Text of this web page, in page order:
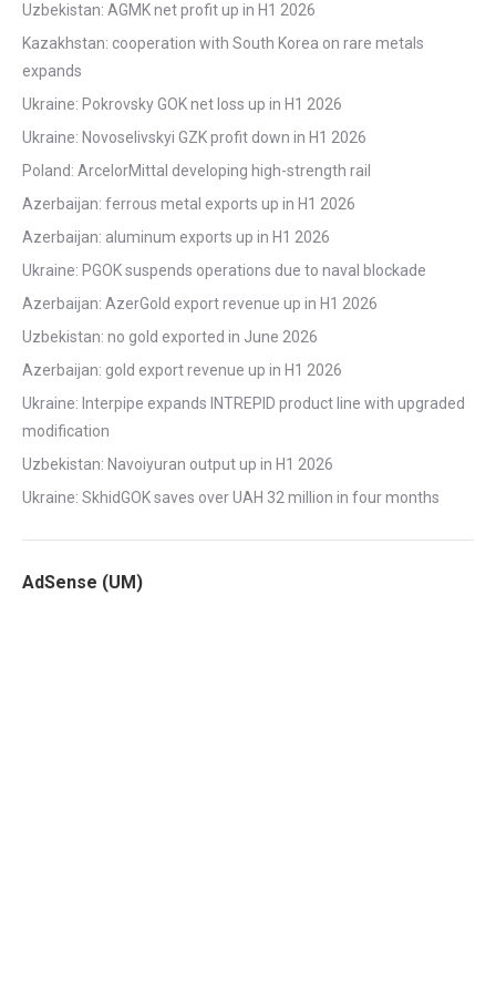
Uzbekistan: AGMK net profit up in H1 2026
Kazakhstan: cooperation with South Korea on rare metals
expands
Ukraine: Pokrovsky GOK net loss up in H1 2026
Ukraine: Novoselivskyi GZK profit down in H1 2026
Poland: ArcelorMittal developing high-strength rail
Azerbaijan: ferrous metal exports up in H1 2026
Azerbaijan: aluminum exports up in H1 2026
Ukraine: PGOK suspends operations due to naval blockade
Azerbaijan: AzerGold export revenue up in H1 2026
Uzbekistan: no gold exported in June 2026
Azerbaijan: gold export revenue up in H1 2026
Ukraine: Interpipe expands INTREPID product line with upgraded
modification
Uzbekistan: Navoiyuran output up in H1 2026
Ukraine: SkhidGOK saves over UAH 32 million in four months
AdSense (UM)